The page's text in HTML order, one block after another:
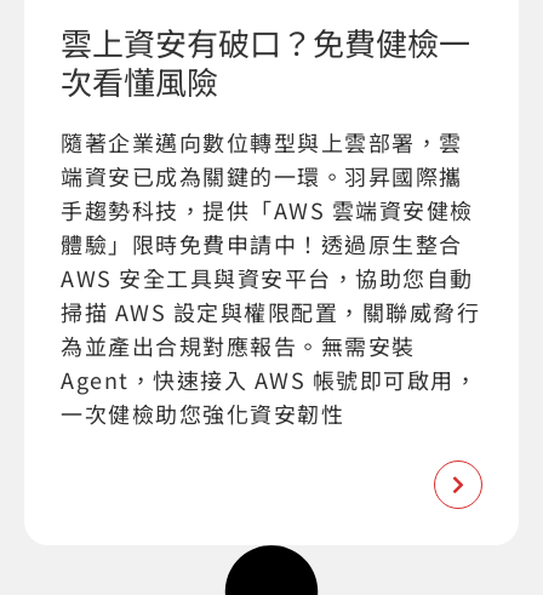
雲上資安有破口？免費健檢一
次看懂風險
隨著企業邁向數位轉型與上雲部署，雲
端資安已成為關鍵的一環。羽昇國際攜
手趨勢科技，提供「AWS 雲端資安健檢
體驗」限時免費申請中！透過原生整合
AWS 安全工具與資安平台，協助您自動
掃描 AWS 設定與權限配置，關聯威脅行
為並產出合規對應報告。無需安裝
Agent，快速接入 AWS 帳號即可啟用，
一次健檢助您強化資安韌性